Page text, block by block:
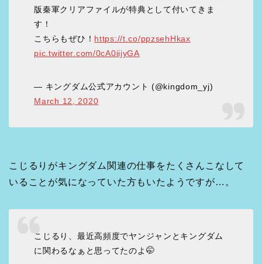
版秦軍クリアファイルが特典として付いてきま
す！
こちらもぜひ！ https://t.co/ppzsehHkax
pic.twitter.com/0cA0iijyGA
— キングダム公式アカウント (@kingdom_yj)
March 12, 2020
こじるりがキングダム関連の仕事をたくさんこなして
いることが気になっていた方もいたようですが…。
こじるり、最近高頻度でヤンジャンとキングダム
に関わるなぁと思ってたのよ🤭